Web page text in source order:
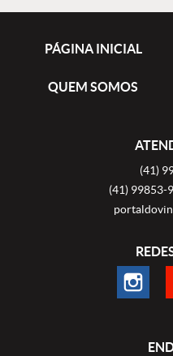
PÁGINA INICIAL
QUEM SOMOS
(41)
(41)99853-